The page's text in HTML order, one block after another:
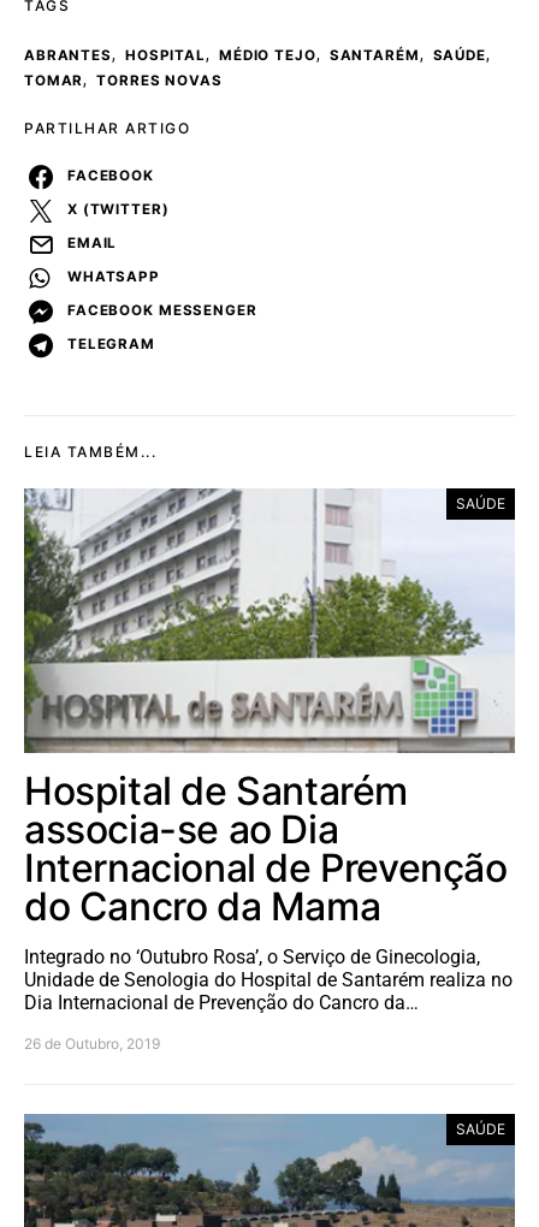
TAGS
ABRANTES, HOSPITAL, MÉDIO TEJO, SANTARÉM, SAÚDE,
TOMAR, TORRES NOVAS
PARTILHAR ARTIGO
FACEBOOK
X (TWITTER)
EMAIL
WHATSAPP
FACEBOOK MESSENGER
TELEGRAM
LEIA TAMBÉM...
SAÚDE
Hospital de Santarém
associa-se ao Dia
Internacional de Prevenção
do Cancro da Mama
Integrado no ‘Outubro Rosa’, o Serviço de Ginecologia,
Unidade de Senologia do Hospital de Santarém realiza no
Dia Internacional de Prevenção do Cancro da…
26 de Outubro, 2019
SAÚDE